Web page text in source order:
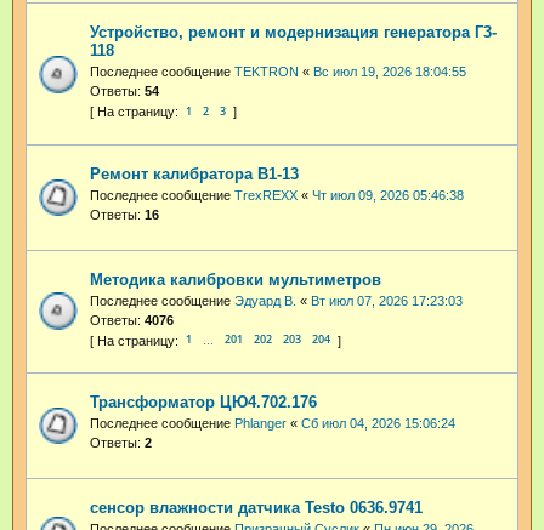
Устройство, ремонт и модернизация генератора Г3-
118
Последнее сообщение TEKTRON « Вс июл 19, 2026 18:04:55
Ответы: 54
1 2 3
Ремонт калибратора В1-13
Последнее сообщение TrexREXX « Чт июл 09, 2026 05:46:38
Ответы: 16
Методика калибровки мультиметров
Последнее сообщение Эдуард В. « Вт июл 07, 2026 17:23:03
Ответы: 4076
1 201 202 203 204
Трансформатор ЦЮ4.702.176
Последнее сообщение Phlanger « Сб июл 04, 2026 15:06:24
Ответы: 2
сенсор влажности датчика Testo 0636.9741